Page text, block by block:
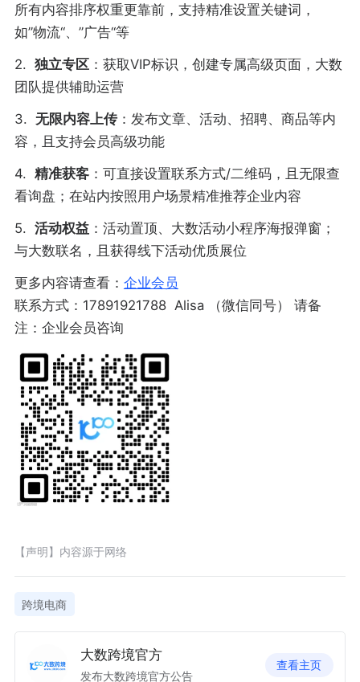
所有内容排序权重更靠前，支持精准设置关键词，
如”物流“、”广告“等
2. 独立专区：获取VIP标识，创建专属高级页面，大数
团队提供辅助运营
3. 无限内容上传：发布文章、活动、招聘、商品等内
容，且支持会员高级功能
4. 精准获客：可直接设置联系方式/二维码，且无限查
看询盘；在站内按照用户场景精准推荐企业内容
5. 活动权益：活动置顶、大数活动小程序海报弹窗；
与大数联名，且获得线下活动优质展位
更多内容请查看： 企业会员
联系方式：17891921788 Alisa （微信同号） 请备
注：企业会员咨询
【声明】内容源于网络
跨境电商
大数跨境官方
发布大数跨境官方公告
查看主页